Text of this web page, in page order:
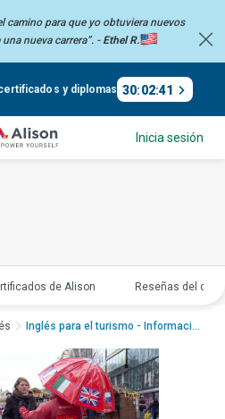
camino para que yo obtuviera nuevos
nueva carrera”. - Ethel R.
y diplomas 30:02:40
Inicia sesión
de Alison Reseñas del
Inglés para el turismo - Informació...